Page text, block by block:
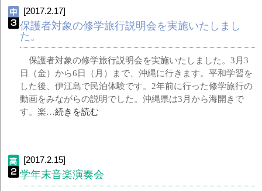
[2017.2.17]
保護者対象の修学旅行説明会を実施いたしまし
た。
保護者対象の修学旅行説明会を実施いたしました。3月3
日（金）から6日（月）まで、沖縄に行きます。平和学習を
した後、伊江島で民泊体験です。2年前に行った修学旅行の
動画をみながらの説明でした。沖縄県は3月から海開きで
す。楽…続きを読む
[2017.2.15]
学年末音楽演奏会